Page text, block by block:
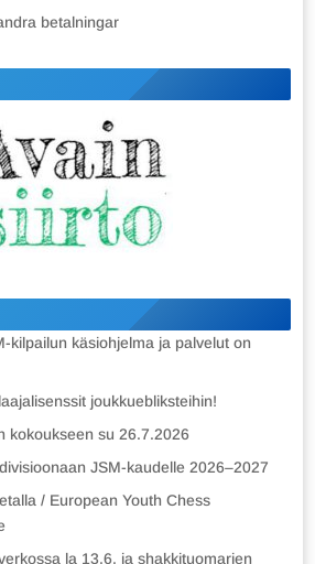
betalningar
kilpailun käsiohjelma ja palvelut on
joukkuebliksteihin!
kokoukseen su 26.7.2026
JSM-kaudelle 2026–2027
/ European Youth Chess
la 13.6. ja shakkituomarien